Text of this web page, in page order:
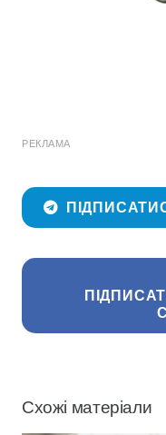
РЕКЛАМА
Схожі матеріали